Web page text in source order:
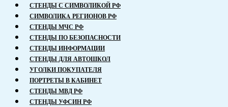
СТЕНДЫ С СИМВОЛИКОЙ РФ
СИМВОЛИКA РЕГИОНОВ РФ
СТЕНДЫ МЧС РФ
СТЕНДЫ ПО БЕЗОПАСНОСТИ
СТЕНДЫ ИНФОРМАЦИИ
СТЕНДЫ ДЛЯ АВТОШКОЛ
УГОЛКИ ПОКУПАТЕЛЯ
ПОРТРЕТЫ В КАБИНЕТ
СТЕНДЫ МВД РФ
СТЕНДЫ УФСИН РФ